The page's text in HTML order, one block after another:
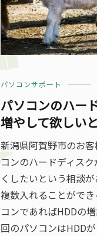
パソコンサポート
パソコンのハー
増やして欲しい
新潟県阿賀野市のお
コンのハードディス
くしたいという相談
複数入れることがで
コンであればHDDの
回のパソコンはHDD